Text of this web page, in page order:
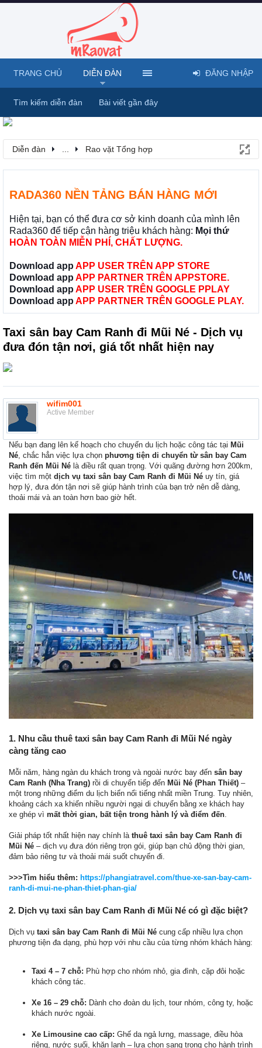
Diễn đàn Rao vặt Tổng hợp
RADA360 NỀN TẢNG BÁN HÀNG MỚI
Hiện tại, bạn có thể đưa cơ sở kinh doanh của mình lên
Rada360 để tiếp cận hàng triệu khách hàng: Mọi thứ
HOÀN TOÀN MIỄN PHÍ, CHẤT LƯỢNG.
Download app APP USER TRÊN APP STORE
Download app APP PARTNER TRÊN APPSTORE.
Download app APP USER TRÊN GOOGLE PPLAY
Download app APP PARTNER TRÊN GOOGLE PLAY.
Taxi sân bay Cam Ranh đi Mũi Né - Dịch vụ
đưa đón tận nơi, giá tốt nhất hiện nay
wifim001
Active Member
Nếu bạn đang lên kế hoạch cho chuyến du lịch hoặc công tác tại Mũi
Né, chắc hẳn việc lựa chọn phương tiện di chuyển từ sân bay Cam
Ranh đến Mũi Né là điều rất quan trọng. Với quãng đường hơn 200km,
việc tìm một dịch vụ taxi sân bay Cam Ranh đi Mũi Né uy tín, giá
hợp lý, đưa đón tận nơi sẽ giúp hành trình của bạn trở nên dễ dàng,
thoải mái và an toàn hơn bao giờ hết.
1. Nhu cầu thuê taxi sân bay Cam Ranh đi Mũi Né ngày
càng tăng cao
Mỗi năm, hàng ngàn du khách trong và ngoài nước bay đến sân bay
Cam Ranh (Nha Trang) rồi di chuyển tiếp đến Mũi Né (Phan Thiết) –
một trong những điểm du lịch biển nổi tiếng nhất miền Trung. Tuy nhiên,
khoảng cách xa khiến nhiều người ngại di chuyển bằng xe khách hay
xe ghép vì mất thời gian, bất tiện trong hành lý và điểm đến
Giải pháp tốt nhất hiện nay chính là thuê taxi sân bay Cam Ranh đi
Mũi Né – dịch vụ đưa đón riêng trọn gói, giúp bạn chủ động thời gian,
đảm bảo riêng tư và thoải mái suốt chuyến đi.
>>>Tìm hiểu thêm: https://phangiatravel.com/thue-xe-san-bay-cam-
ranh-di-mui-ne-phan-thiet-phan-gia/
2. Dịch vụ taxi sân bay Cam Ranh đi Mũi Né có gì đặc biệt?
Dịch vụ taxi sân bay Cam Ranh đi Mũi Né cung cấp nhiều lựa chọn
phương tiện đa dạng, phù hợp với nhu cầu của từng nhóm khách hàng:
Taxi 4 – 7 chỗ: Phù hợp cho nhóm nhỏ, gia đình, cặp đôi hoặc
khách công tác.
Xe 16 – 29 chỗ: Dành cho đoàn du lịch, tour nhóm, công ty, hoặc
khách nước ngoài.
Xe Limousine cao cấp: Ghế da ngả lưng, massage, điều hòa
riêng, nước suối, khăn lạnh – lựa chọn sang trọng cho hành trình
TRANG CHỦ DIỄN ĐÀN
Tìm kiếm diễn đàn Bài viết gần đây
ĐĂNG NHẬP